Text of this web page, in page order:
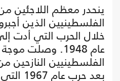
ينحدر معظم اللاجئين
الفلسطينيين الذين
خلال الحرب التي أدت
عام 1948. وصلت
الفلسطينيين النازحين
بعد